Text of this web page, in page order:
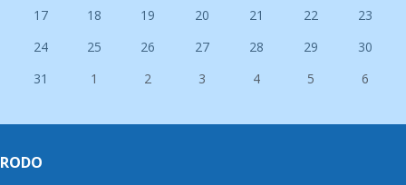
17
18 19 20 21 22
23
24
25 26 27 28 29
30
31
1 2 3 4 5 6
RODO